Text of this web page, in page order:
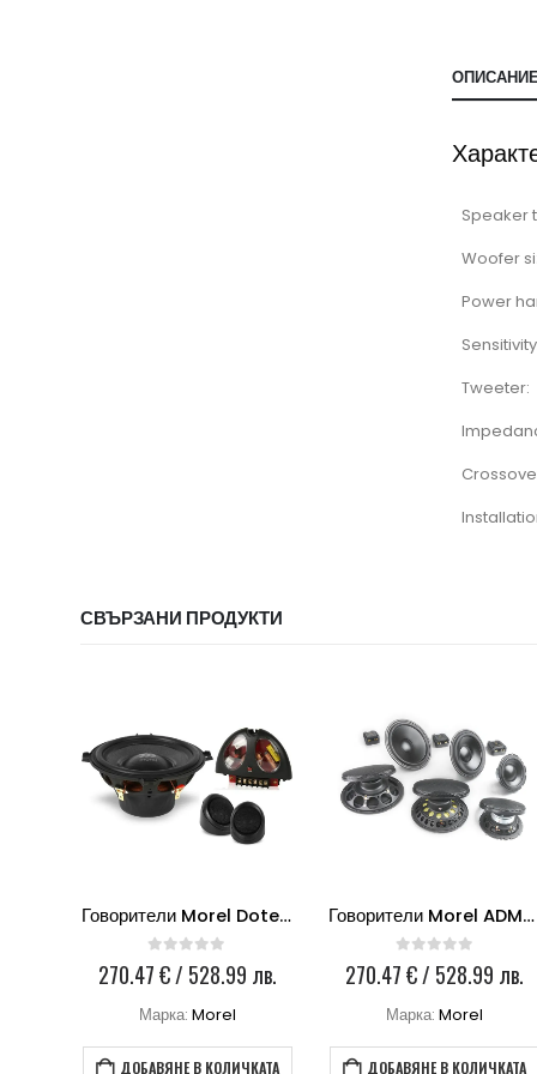
Speaker
Woofer
Power
Tweeter:
СВЪРЗАНИ ПРОДУКТИ
Говорители Morel Dotech Ovation 5
0 out of 5
270.47€/ 528.99 лв.
Марка: Morel
ДОБАВЯНЕ В КОЛИЧКАТА
Говорители Morel ADMW 10
0 out of 5
270.47€/ 528.99 лв.
Марка:Morel
ДОБАВЯНЕ В КОЛИЧКАТА